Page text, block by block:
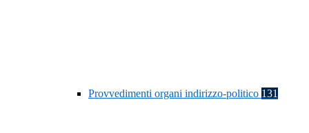
Provvedimenti organi indirizzo-politico 131